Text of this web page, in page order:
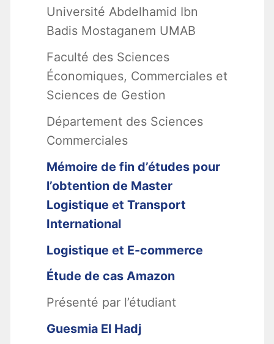
Université Abdelhamid Ibn
Badis Mostaganem UMAB
Faculté des Sciences
Économiques, Commerciales et
Sciences de Gestion
Département des Sciences
Commerciales
Mémoire de fin d’études pour
l’obtention de Master
Logistique et Transport
International
Logistique et E-commerce
Étude de cas Amazon
Présenté par l’étudiant
Guesmia El Hadj